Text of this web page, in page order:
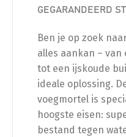
GEGARANDEERD
Ben je op zoek
alles aankan –
tot een ijskoude
ideale oplossing.
voegmortel is
hoogste eisen:
bestand tegen